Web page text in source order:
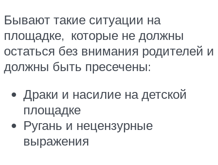
Бывают такие ситуации на
площадке, которые не должны
остаться без внимания родителей и
должны быть пресечены:
Драки и насилие на детской
площадке
Ругань и нецензурные
выражения